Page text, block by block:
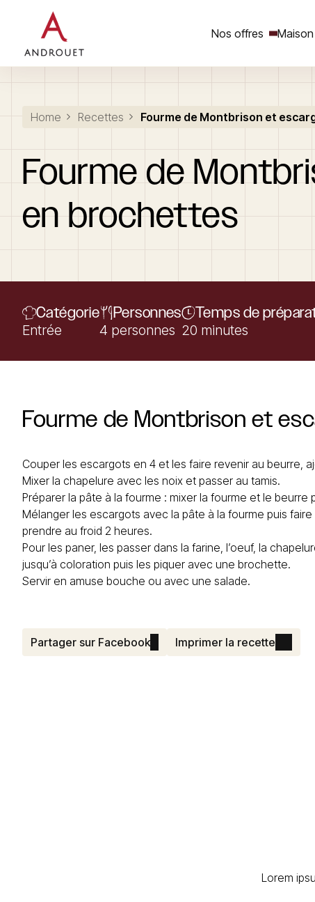
Nos offres
Rechercher un mot clé
Home Recettes Fourme de Montbrison et
Fourme de
en brochettes
Catégorie
Entrée
Personnes
4 personnes
Temps de
20 minutes
Fourme de Montbrison et
Couper les escargots en 4 et les faire revenir au beurre,
Mixer la chapelure avec les noix et passer au tamis.
Préparer la pâte à la fourme : mixer la fourme et le beurre
Mélanger les escargots avec la pâte à la fourme puis
prendre au froid 2 heures.
Pour les paner, les passer dans la farine, l’oeuf, la
jusqu’à coloration puis les piquer avec une brochette.
Servir en amuse bouche ou avec une salade.
Partager sur Facebook Imprimer la recette
Lorem